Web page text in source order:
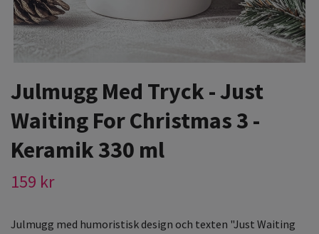
Julmugg Med Tryck - Just
Waiting For Christmas 3 -
Keramik 330 ml
159 kr
Julmugg med humoristisk design och texten "Just Waiting